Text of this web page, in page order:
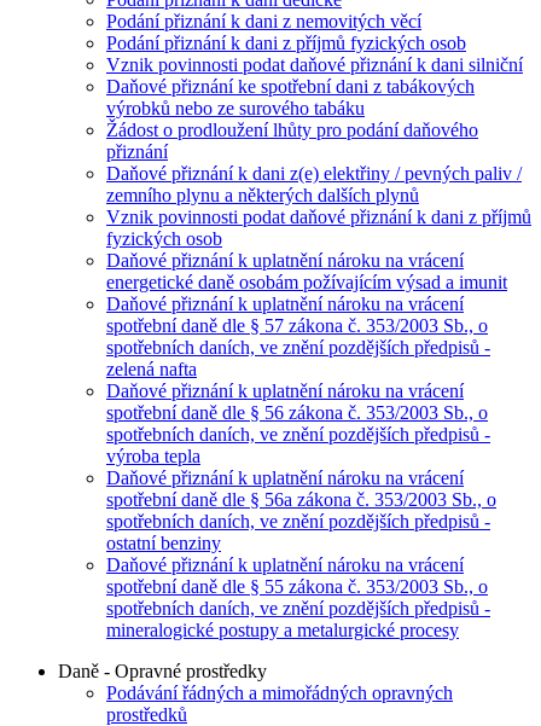
Podání přiznání k dani z nemovitých věcí
Podání přiznání k dani z příjmů fyzických osob
Vznik povinnosti podat daňové přiznání k dani silniční
Daňové přiznání ke spotřební dani z tabákových
výrobků nebo ze surového tabáku
Žádost o prodloužení lhůty pro podání daňového
přiznání
Daňové přiznání k dani z(e) elektřiny / pevných paliv /
zemního plynu a některých dalších plynů
Vznik povinnosti podat daňové přiznání k dani z příjmů
fyzických osob
Daňové přiznání k uplatnění nároku na vrácení
energetické daně osobám požívajícím výsad a imunit
Daňové přiznání k uplatnění nároku na vrácení
spotřební daně dle § 57 zákona č. 353/2003 Sb., o
spotřebních daních, ve znění pozdějších předpisů -
zelená nafta
Daňové přiznání k uplatnění nároku na vrácení
spotřební daně dle § 56 zákona č. 353/2003 Sb., o
spotřebních daních, ve znění pozdějších předpisů -
výroba tepla
Daňové přiznání k uplatnění nároku na vrácení
spotřební daně dle § 56a zákona č. 353/2003 Sb., o
spotřebních daních, ve znění pozdějších předpisů -
ostatní benziny
Daňové přiznání k uplatnění nároku na vrácení
spotřební daně dle § 55 zákona č. 353/2003 Sb., o
spotřebních daních, ve znění pozdějších předpisů -
mineralogické postupy a metalurgické procesy
Daně - Opravné prostředky
Podávání řádných a mimořádných opravných
prostředků